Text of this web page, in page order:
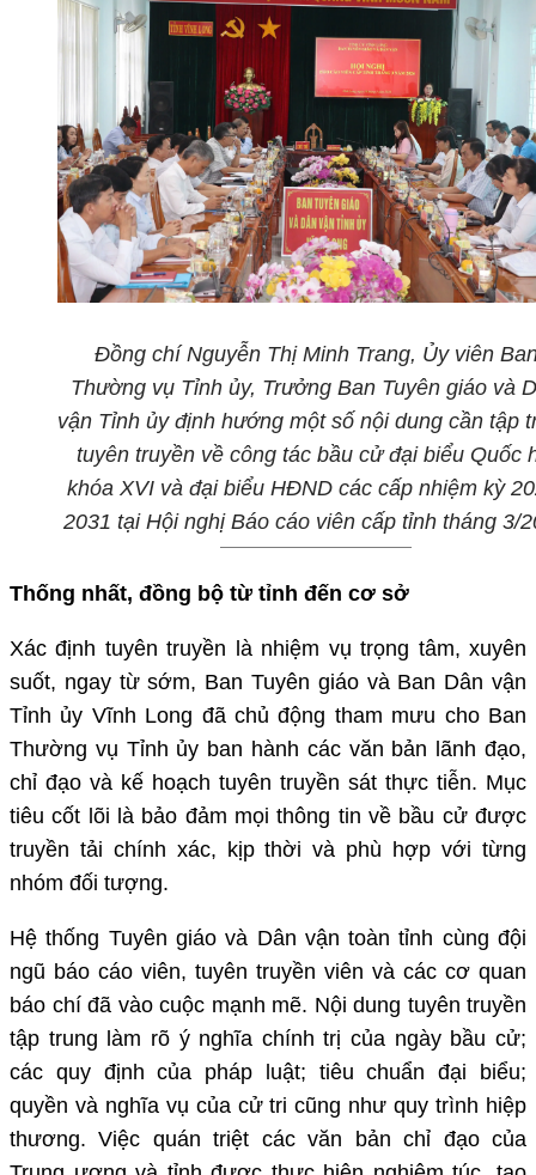
Đồng chí Nguyễn Thị Minh Trang, Ủy viên
Thường vụ Tỉnh ủy, Trưởng Ban Tuyên giáo và
vận Tỉnh ủy định hướng một số nội dung cần tập
tuyên truyền về công tác bầu cử đại biểu Quốc
khóa XVI và đại biểu HĐND các cấp nhiệm kỳ
2031 tại Hội nghị Báo cáo viên cấp tỉnh tháng 3/
Thống nhất, đồng bộ từ tỉnh đến cơ sở
Xác định tuyên truyền là nhiệm vụ trọng tâm, xuyên
suốt, ngay từ sớm, Ban Tuyên giáo và Ban Dân vận
Tỉnh ủy Vĩnh Long đã chủ động tham mưu cho Ban
Thường vụ Tỉnh ủy ban hành các văn bản lãnh đạo,
chỉ đạo và kế hoạch tuyên truyền sát thực tiễn. Mục
tiêu cốt lõi là bảo đảm mọi thông tin về bầu cử được
truyền tải chính xác, kịp thời và phù hợp với từng
nhóm đối tượng.
Hệ thống Tuyên giáo và Dân vận toàn tỉnh cùng đội
ngũ báo cáo viên, tuyên truyền viên và các cơ quan
báo chí đã vào cuộc mạnh mẽ. Nội dung tuyên truyền
tập trung làm rõ ý nghĩa chính trị của ngày bầu cử;
các quy định của pháp luật; tiêu chuẩn đại biểu;
quyền và nghĩa vụ của cử tri cũng như quy trình hiệp
thương. Việc quán triệt các văn bản chỉ đạo của